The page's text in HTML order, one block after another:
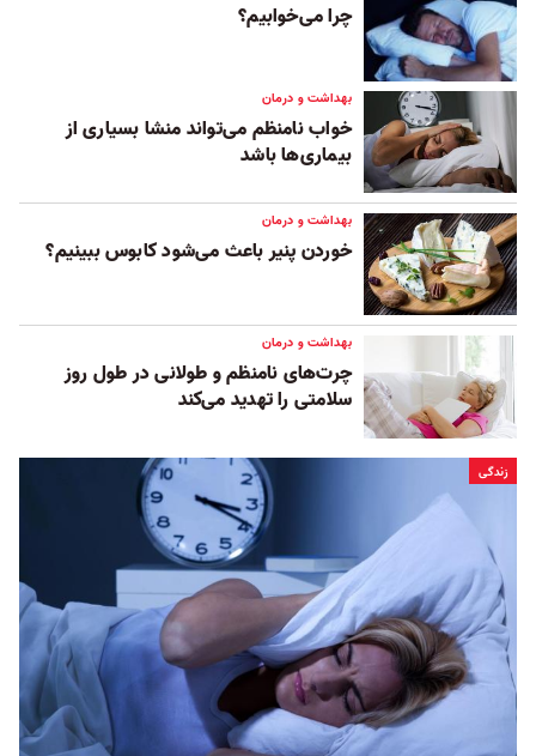
چرا می‌خوابیم؟
بهداشت و درمان
خواب نامنظم می‌تواند منشا بسیاری از
بیماری‌ها باشد
بهداشت و درمان
خوردن پنیر باعث می‌شود کابوس ببینیم؟
بهداشت و درمان
چرت‌های نامنظم و طولانی در طول روز
سلامتی را تهدید می‌کند
زندگی